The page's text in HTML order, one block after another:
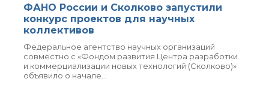
ФАНО России и Сколково запустили
конкурс проектов для научных
коллективов
Федеральное агентство научных организаций
совместно с «Фондом развития Центра разработки
и коммерциализации новых технологий (Сколково)»
объявило о начале…